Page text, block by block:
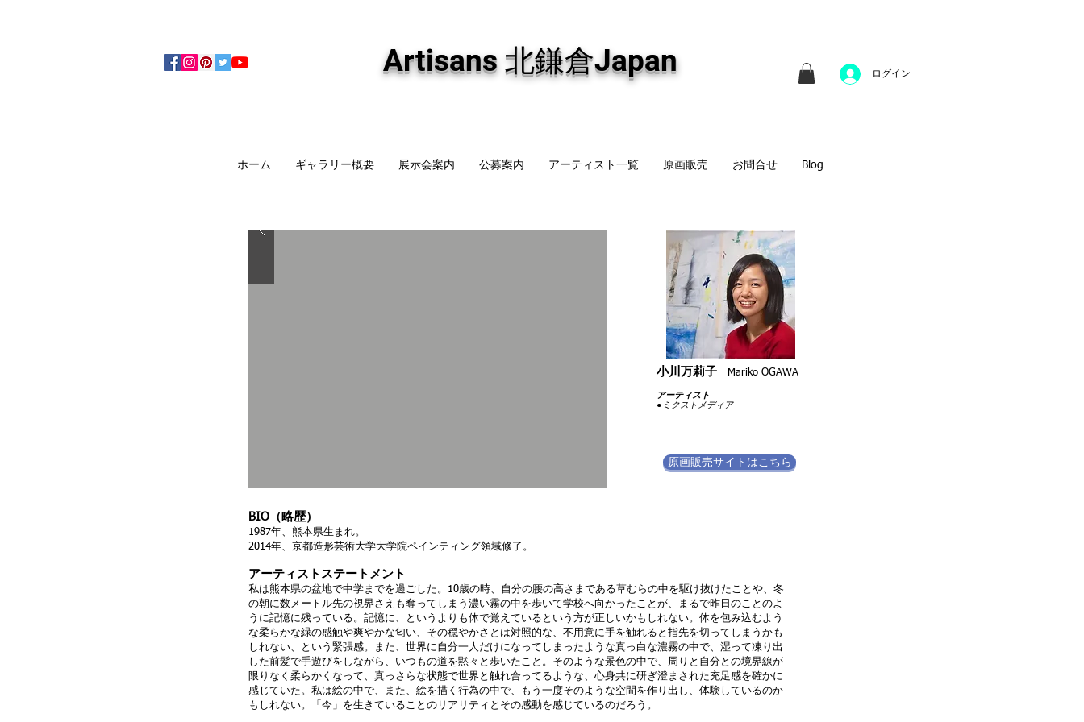
Artisans 北鎌倉Japan ログイン
ホーム ギャラリー概要 展示会案内 公募案内 アーティスト一覧 原画販売 お問合せ Blog
小川万莉子 Mariko OGAWA
アーティスト
● ​ミクストメディア
原画販売サイトはこちら
BIO（略歴）
1987年、熊本県生まれ。
2014年、京都造形芸術大学大学院ペインティング領域修了。
アーティストステートメント
私は熊本県の盆地で中学までを過ごした。10歳の時、自分の腰の高さまである草むらの中を駆け抜けたことや、冬
の朝に数メートル先の視界さえも奪ってしまう濃い霧の中を歩いて学校へ向かったことが、まるで昨日のことのよ
うに記憶に残っている。記憶に、というよりも体で覚えているという方が正しいかもしれない。体を包み込むよう
な柔らかな緑の感触や爽やかな匂い、その穏やかさとは対照的な、不用意に手を触れると指先を切ってしまうかも
しれない、という緊張感。また、世界に自分一人だけになってしまったような真っ白な濃霧の中で、湿って凍り出
した前髪で手遊びをしながら、いつもの道を黙々と歩いたこと。そのような景色の中で、周りと自分との境界線が
限りなく柔らかくなって、真っさらな状態で世界と触れ合ってるような、心身共に研ぎ澄まされた充足感を確かに
感じていた。私は絵の中で、また、絵を描く行為の中で、もう一度そのような空間を作り出し、体験しているのか
もしれない。「今」を生きていることのリアリティとその感動を感じているのだろう。